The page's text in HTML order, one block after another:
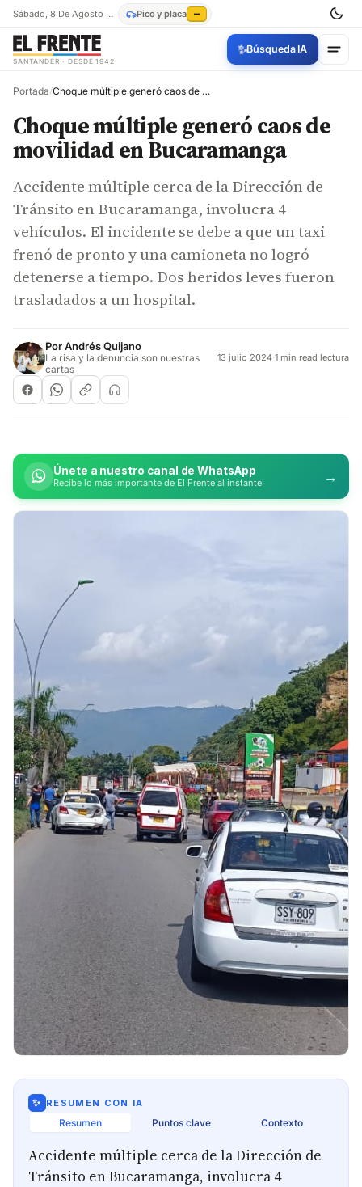
Sábado, 8 De Agosto De 2026 Pico y placa —
SANTANDER · DESDE 1942
✨Búsqueda IA
Portada/ Choque múltiple generó caos de movilidad en Bucaramanga
Choque múltiple generó caos de
movilidad en Bucaramanga
Accidente múltiple cerca de la Dirección de
Tránsito en Bucaramanga, involucra 4
vehículos. El incidente se debe a que un taxi
frenó de pronto y una camioneta no logró
detenerse a tiempo. Dos heridos leves fueron
trasladados a un hospital.
PorAndrés Quijano
La risa y la denuncia son nuestras
cartas
13 julio 2024·1 min read lectura
Únete a nuestro canal de WhatsApp
Recibe lo más importante de El Frente al instante →
✨ RESUMEN CON IA
Resumen Puntos clave Contexto
Accidente múltiple cerca de la Dirección de
Tránsito en Bucaramanga, involucra 4